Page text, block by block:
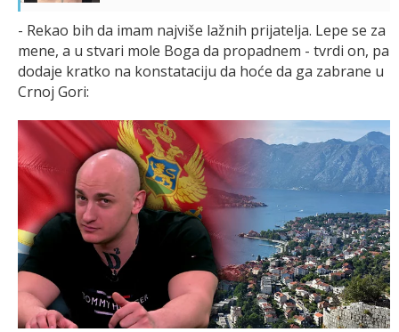
- Rekao bih da imam najviše lažnih prijatelja. Lepe se za
mene, a u stvari mole Boga da propadnem - tvrdi on, pa
dodaje kratko na konstataciju da hoće da ga zabrane u
Crnoj Gori: